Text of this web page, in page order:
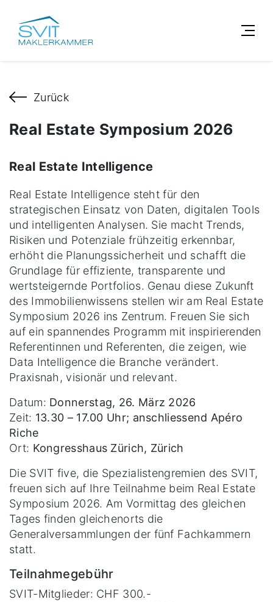
Zurück
Real Estate Symposium 2026
Real Estate Intelligence
Real Estate Intelligence steht für den
strategischen Einsatz von Daten, digitalen Tools
und intelligenten Analysen. Sie macht Trends,
Risiken und Potenziale frühzeitig erkennbar,
erhöht die Planungssicherheit und schafft die
Grundlage für effiziente, transparente und
wertsteigernde Portfolios. Genau diese Zukunft
des Immobilienwissens stellen wir am Real Estate
Symposium 2026 ins Zentrum. Freuen Sie sich
auf ein spannendes Programm mit inspirierenden
Referentinnen und Referenten, die zeigen, wie
Data Intelligence die Branche verändert.
Praxisnah, visionär und relevant.
Datum: Donnerstag, 26. März 2026
Zeit: 13.30 – 17.00 Uhr; anschliessend Apéro
Riche
Ort: Kongresshaus Zürich, Zürich
Die SVIT five, die Spezialistengremien des SVIT,
freuen sich auf Ihre Teilnahme beim Real Estate
Symposium 2026. Am Vormittag des gleichen
Tages finden gleichenorts die
Generalversammlungen der fünf Fachkammern
statt.
Teilnahmegebühr
SVIT-Mitglieder: CHF 300.-